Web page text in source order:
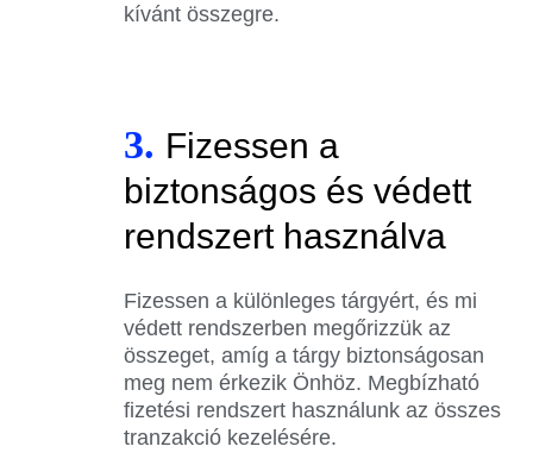
kívánt összegre.
3. Fizessen a
biztonságos és védett
rendszert használva
Fizessen a különleges tárgyért, és mi
védett rendszerben megőrizzük az
összeget, amíg a tárgy biztonságosan
meg nem érkezik Önhöz. Megbízható
fizetési rendszert használunk az összes
tranzakció kezelésére.